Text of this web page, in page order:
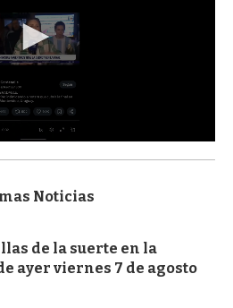
Noticias
de la suerte en la
ayer viernes 7 de agosto